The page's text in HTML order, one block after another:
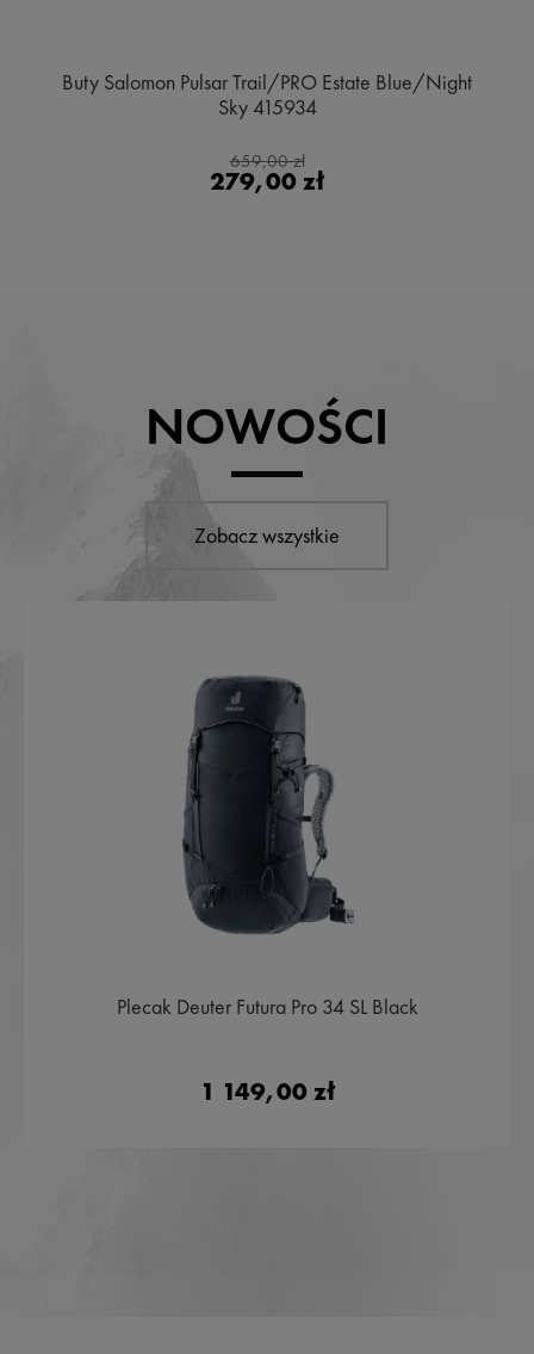
Buty Salomon Pulsar Trail/PRO Estate Blue/Night
Sky 415934
659,00 zł
279,00 zł
NOWOŚCI
Zobacz wszystkie
Plecak Deuter Futura Pro 34 SL Black
1 149,00 zł